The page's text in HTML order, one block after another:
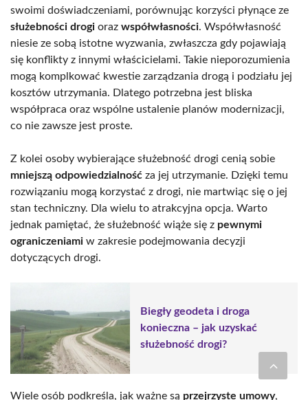
swoimi doświadczeniami, porównując korzyści płynące ze
służebności drogi oraz współwłasności. Współwłasność
niesie ze sobą istotne wyzwania, zwłaszcza gdy pojawiają
się konflikty z innymi właścicielami. Takie nieporozumienia
mogą komplkować kwestie zarządzania drogą i podziału jej
kosztów utrzymania. Dlatego potrzebna jest bliska
współpraca oraz wspólne ustalenie planów modernizacji,
co nie zawsze jest proste.
Z kolei osoby wybierające służebność drogi cenią sobie
mniejszą odpowiedzialność za jej utrzymanie. Dzięki temu
rozwiązaniu mogą korzystać z drogi, nie martwiąc się o jej
stan techniczny. Dla wielu to atrakcyjna opcja. Warto
jednak pamiętać, że służebność wiąże się z pewnymi
ograniczeniami w zakresie podejmowania decyzji
dotyczących drogi.
Biegły geodeta i droga
konieczna – jak uzyskać
służebność drogi?
Wiele osób podkreśla, jak ważne są przejrzyste umowy,